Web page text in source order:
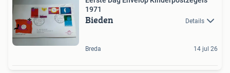
1971
Bieden Details
Breda 14 jul 26